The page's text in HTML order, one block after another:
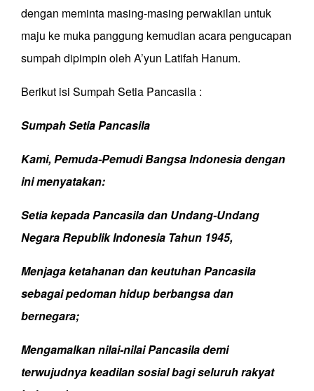
dengan meminta masing-masing perwakilan untuk
maju ke muka panggung kemudian acara pengucapan
sumpah dipimpin oleh A’yun Latifah Hanum.
Berikut isi Sumpah Setia Pancasila :
Sumpah Setia Pancasila
Kami, Pemuda-Pemudi Bangsa Indonesia dengan
ini menyatakan:
Setia kepada Pancasila dan Undang-Undang
Negara Republik Indonesia Tahun 1945,
Menjaga ketahanan dan keutuhan Pancasila
sebagai pedoman hidup berbangsa dan
bernegara;
Mengamalkan nilai-nilai Pancasila demi
terwujudnya keadilan sosial bagi seluruh rakyat